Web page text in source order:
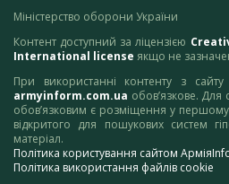
Міністерство оборони України
Контент доступний за ліцензією
International license якщо не
При використанні контенту з
armyinform.com.ua обов’язкове. Для
обов’язковим є розміщення у першому
відкритого для пошукових систем
матеріал.
Політика користування сайтом
Політика використання файлів cookie